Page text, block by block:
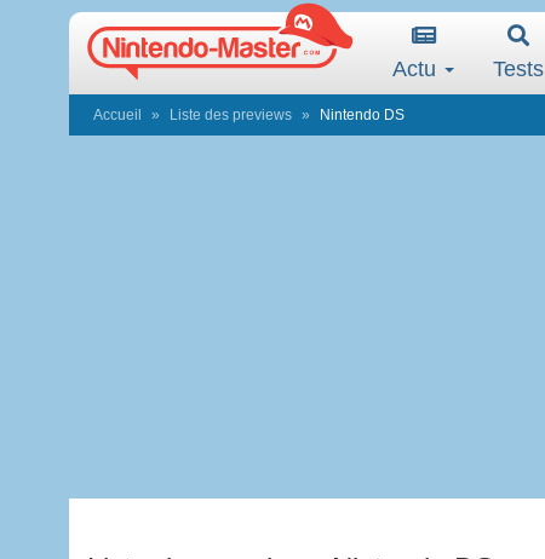
Actu Tests
Accueil Liste des previews Nintendo DS